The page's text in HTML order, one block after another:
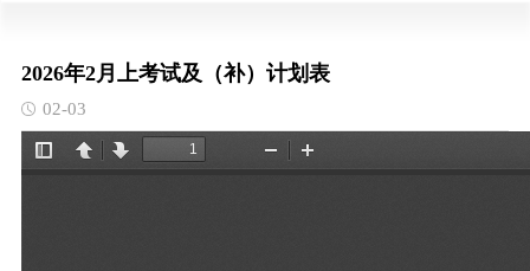
2026年2月上考试及（补）计划表
02-03